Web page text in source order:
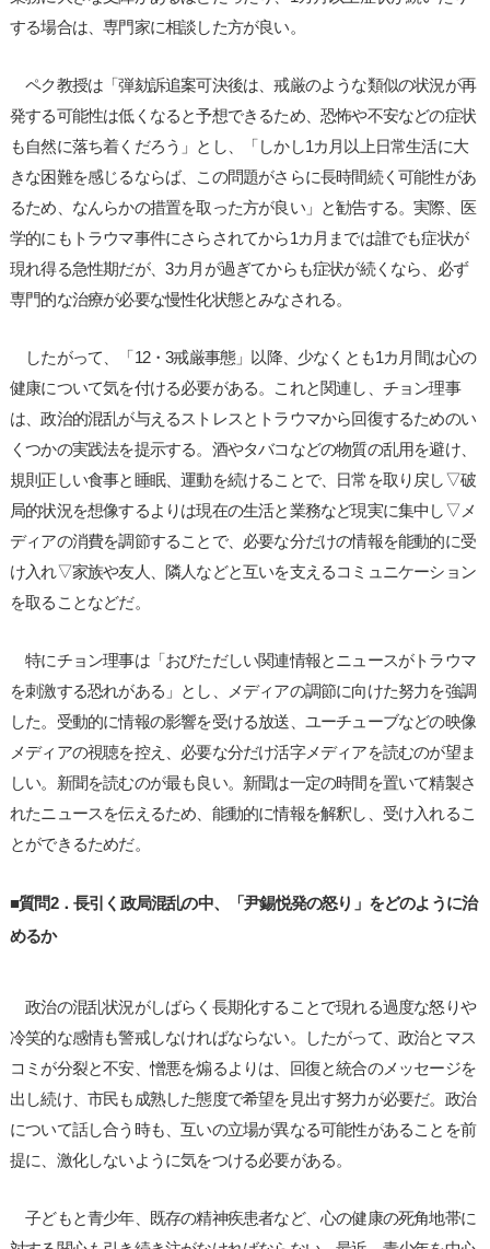
する場合は、専門家に相談した方が良い。
ペク教授は「弾劾訴追案可決後は、戒厳のような類似の状況が再
発する可能性は低くなると予想できるため、恐怖や不安などの症状
も自然に落ち着くだろう」とし、「しかし1カ月以上日常生活に大
きな困難を感じるならば、この問題がさらに長時間続く可能性があ
るため、なんらかの措置を取った方が良い」と勧告する。実際、医
学的にもトラウマ事件にさらされてから1カ月までは誰でも症状が
現れ得る急性期だが、3カ月が過ぎてからも症状が続くなら、必ず
専門的な治療が必要な慢性化状態とみなされる。
したがって、「12・3戒厳事態」以降、少なくとも1カ月間は心の
健康について気を付ける必要がある。これと関連し、チョン理事
は、政治的混乱が与えるストレスとトラウマから回復するためのい
くつかの実践法を提示する。酒やタバコなどの物質の乱用を避け、
規則正しい食事と睡眠、運動を続けることで、日常を取り戻し▽破
局的状況を想像するよりは現在の生活と業務など現実に集中し▽メ
ディアの消費を調節することで、必要な分だけの情報を能動的に受
け入れ▽家族や友人、隣人などと互いを支えるコミュニケーション
を取ることなどだ。
特にチョン理事は「おびただしい関連情報とニュースがトラウマ
を刺激する恐れがある」とし、メディアの調節に向けた努力を強調
した。受動的に情報の影響を受ける放送、ユーチューブなどの映像
メディアの視聴を控え、必要な分だけ活字メディアを読むのが望ま
しい。新聞を読むのが最も良い。新聞は一定の時間を置いて精製さ
れたニュースを伝えるため、能動的に情報を解釈し、受け入れるこ
とができるためだ。
■質問2．長引く政局混乱の中、「尹錫悦発の怒り」をどのように治
めるか
政治の混乱状況がしばらく長期化することで現れる過度な怒りや
冷笑的な感情も警戒しなければならない。したがって、政治とマス
コミが分裂と不安、憎悪を煽るよりは、回復と統合のメッセージを
出し続け、市民も成熟した態度で希望を見出す努力が必要だ。政治
について話し合う時も、互いの立場が異なる可能性があることを前
提に、激化しないように気をつける必要がある。
子どもと青少年、既存の精神疾患者など、心の健康の死角地帯に